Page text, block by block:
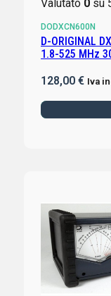
Valutato 0su
DODXCN600N
D-ORIGINAL
1.8-525 MHz
128,00 € Iva